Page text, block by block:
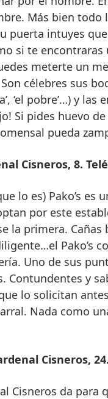
Más bien
puerta intuyes
si te
meterte un
célebres sus
‘el pobre’…) y
Si pides huevo
pueda
Cisneros, 8.
lo es) Pako’s es
por este
la primera.
Pako’s
Uno de sus
Contundentes y
lo solicitan
Nada como
Cisneros,
Cisneros da para